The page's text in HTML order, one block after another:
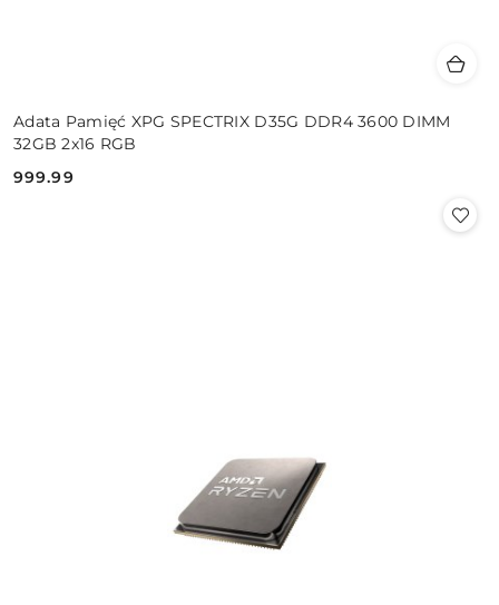
Adata Pamięć XPG SPECTRIX D35G DDR4 3600 DIMM
32GB 2x16 RGB
Cena:
999.99